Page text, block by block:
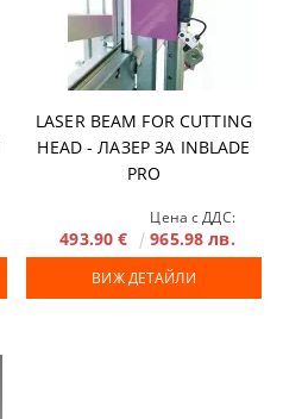
LASER BEAM FOR CUTTING
HEAD - ЛАЗЕР ЗА INBLADE
PRO
Цена с ДДС:
493.90 € 965.98 лв.
ВИЖ ДЕТАЙЛИ